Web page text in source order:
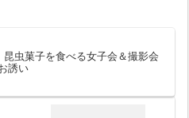
虫菓子を食べる女子会＆撮影会
誘い